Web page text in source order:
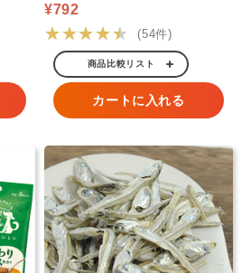
¥792
★★★★★ (54件)
商品比較リスト
カートに入れる